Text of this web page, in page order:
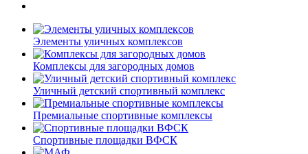
Элементы уличных комплексов
Комплексы для загородных домов
Уличный детский спортивный комплекс
Премиальные спортивные комплексы
Спортивные площадки ВФСК